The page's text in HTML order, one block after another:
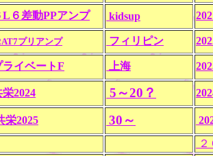
L６差動PPアンプ kidsup
プリアンプ フィリピン
ライベートF 上海
栄2024 5～20？
栄2025 30～